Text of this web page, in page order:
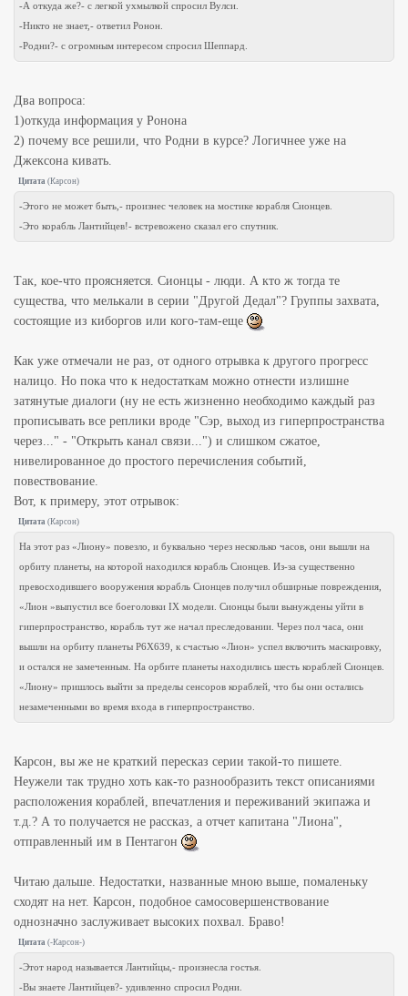
-А откуда же?- с легкой ухмылкой спросил Вулси.
-Никто не знает,- ответил Ронон.
-Родни?- с огромным интересом спросил Шеппард.
Два вопроса:
1)откуда информация у Ронона
2) почему все решили, что Родни в курсе? Логичнее уже на
Джексона кивать.
Цитата (Карсон)
-Этого не может быть,- произнес человек на мостике корабля Сионцев.
-Это корабль Лантийцев!- встревожено сказал его спутник.
Так, кое-что проясняется. Сионцы - люди. А кто ж тогда те
существа, что мелькали в серии "Другой Дедал"? Группы захвата,
состоящие из киборгов или кого-там-еще
Как уже отмечали не раз, от одного отрывка к другого прогресс
налицо. Но пока что к недостаткам можно отнести излишне
затянутые диалоги (ну не есть жизненно необходимо каждый раз
прописывать все реплики вроде "Сэр, выход из гиперпространства
через..." - "Открыть канал связи...") и слишком сжатое,
нивелированное до простого перечисления событий,
повествование.
Вот, к примеру, этот отрывок:
Цитата (Карсон)
На этот раз «Лиону» повезло, и буквально через несколько часов, они вышли на
орбиту планеты, на которой находился корабль Сионцев. Из-за существенно
превосходившего вооружения корабль Сионцев получил обширные повреждения,
«Лион »выпустил все боеголовки IX модели. Сионцы были вынуждены уйти в
гиперпространство, корабль тут же начал преследовании. Через пол часа, они
вышли на орбиту планеты P6X639, к счастью «Лион» успел включить маскировку,
и остался не замеченным. На орбите планеты находились шесть кораблей Сионцев.
«Лиону» пришлось выйти за пределы сенсоров кораблей, что бы они остались
незамеченными во время входа в гиперпространство.
Карсон, вы же не краткий пересказ серии такой-то пишете.
Неужели так трудно хоть как-то разнообразить текст описаниями
расположения кораблей, впечатления и переживаний экипажа и
т.д.? А то получается не рассказ, а отчет капитана "Лиона",
отправленный им в Пентагон
Читаю дальше. Недостатки, названные мною выше, помаленьку
сходят на нет. Карсон, подобное самосовершенствование
однозначно заслуживает высоких похвал. Браво!
Цитата (-Карсон-)
-Этот народ называется Лантийцы,- произнесла гостья.
-Вы знаете Лантийцев?- удивленно спросил Родни.